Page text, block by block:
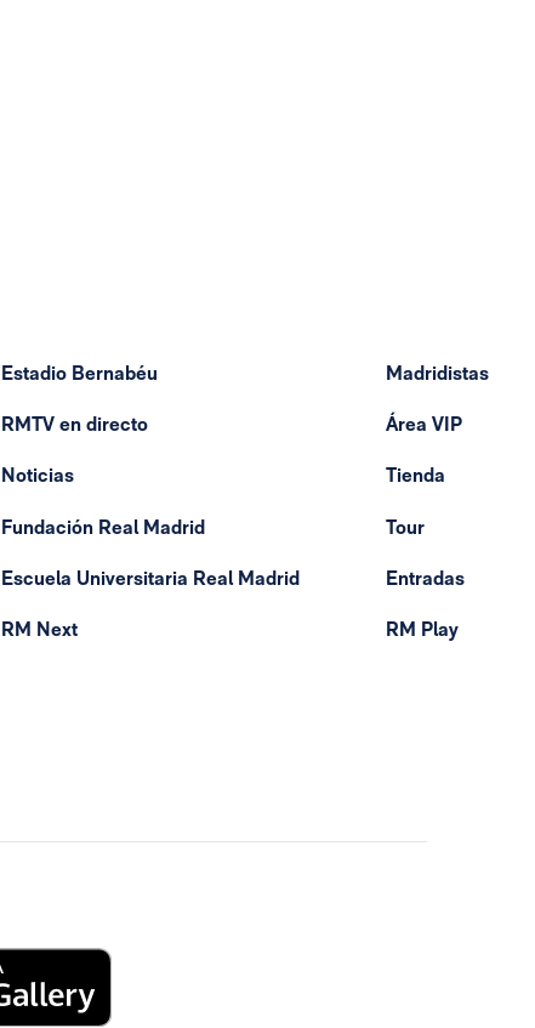
Estadio Bernabéu
RMTV en directo
Noticias
Fundación Real Madrid
Escuela Universitaria Real Madrid
RM Next
Madridistas
Área VIP
Tienda
Tour
Entradas
RM Play